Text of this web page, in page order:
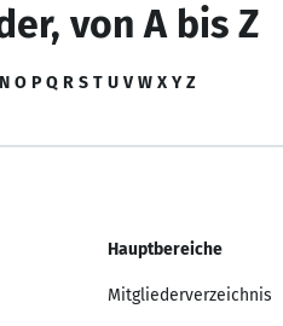
von A bis Z
N O P Q R S T U V W X Y Z
Hauptbereiche
Mitgliederverzeichnis